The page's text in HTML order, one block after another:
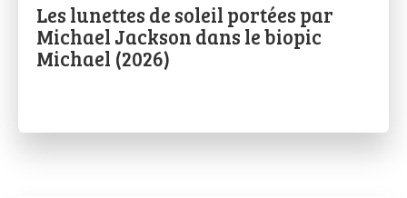
Les lunettes de soleil portées par
Michael Jackson dans le biopic
Michael (2026)